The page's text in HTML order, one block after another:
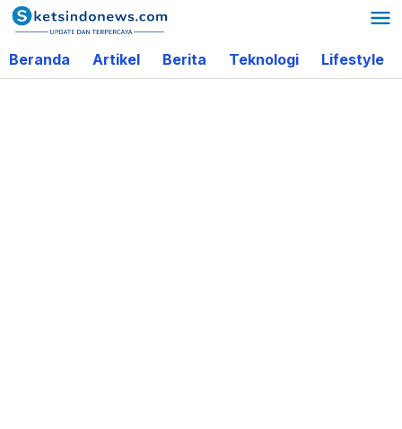
Lewati
ke
konten
Beranda Artikel Berita Teknologi Lifestyle